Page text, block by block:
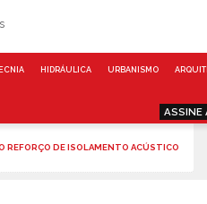
HIDRÁULICA URBANISMO
ASSINE
REFORÇO DE ISOLAMENTO ACÚSTICO